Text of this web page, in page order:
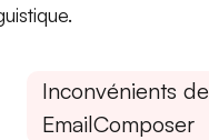
Inconvénients de
EmailComposer